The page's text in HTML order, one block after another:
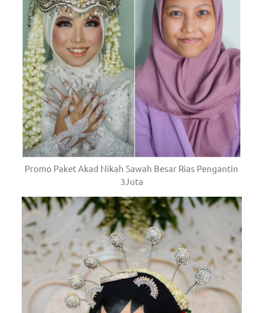
Promo Paket Akad Nikah Sawah Besar Rias Pengantin
3Juta